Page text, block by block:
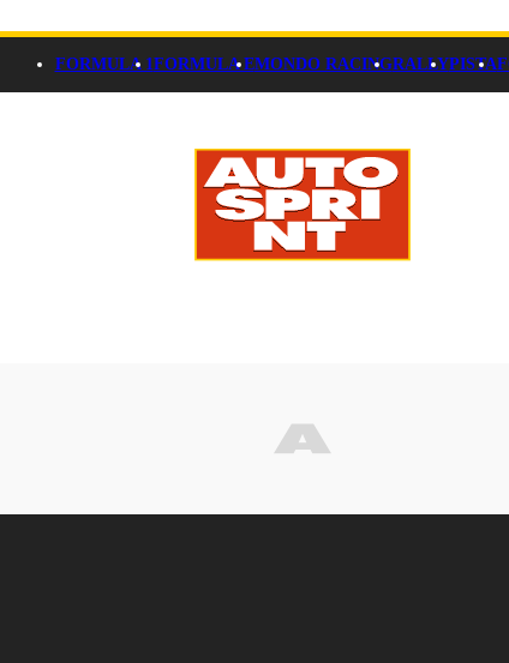
FORMULA 1FORMULA EMONDO RACINGRALLYPISTA